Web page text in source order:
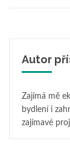
Autor
Zajímá mě
bydlení i
zajímavé